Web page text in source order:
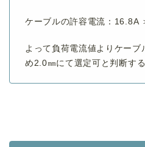
ケーブルの許容電流：16.8A
よって負荷電流値よりケー
め2.0㎜にて選定可と判断する